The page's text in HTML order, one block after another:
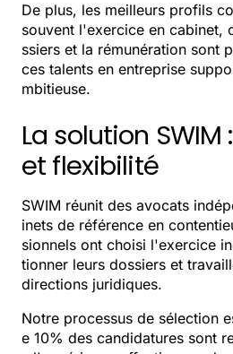
De plus, les meilleurs profils
souvent l'exercice en cabinet,
ssiers et la rémunération sont
ces talents en entreprise
mbitieuse.
La solution
et flexibilité
SWIM réunit des avocats
inets de référence en
sionnels ont choisi l'exercice
tionner leurs dossiers et
directions juridiques.
Notre processus de sélection
e 10% des candidatures sont